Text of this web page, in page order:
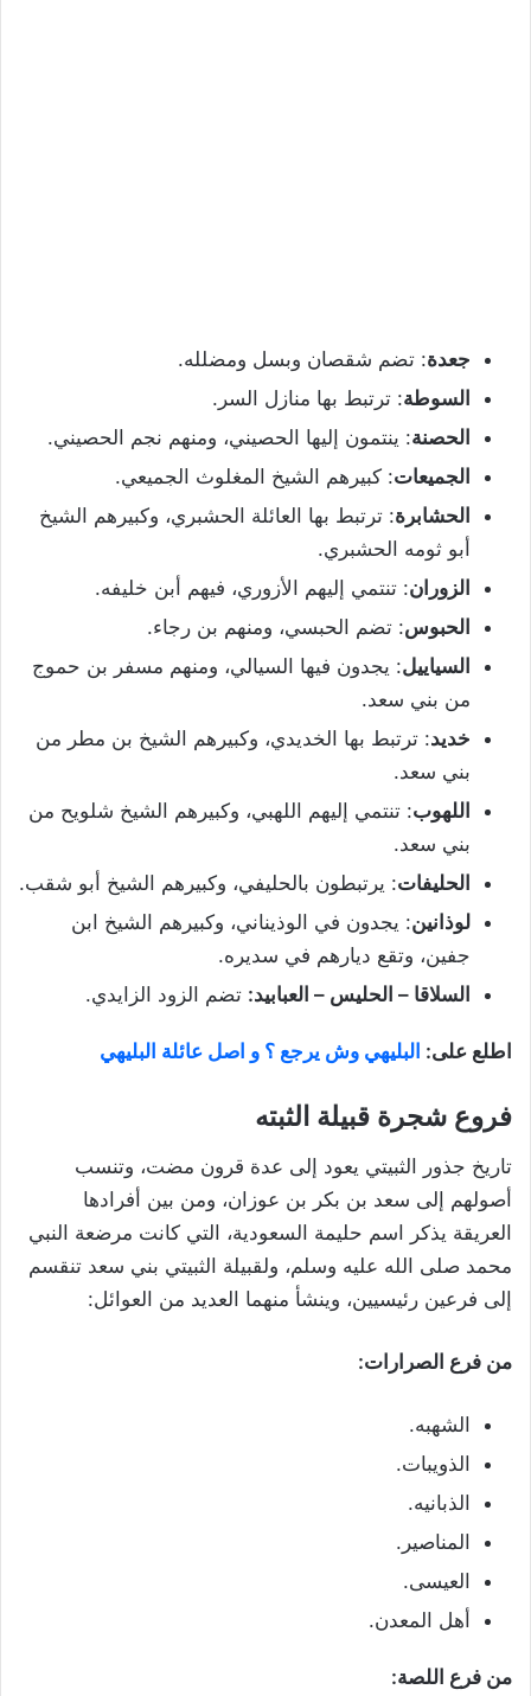
جعدة: تضم شقصان وبسل ومضلله.
السوطة: ترتبط بها منازل السر.
الحصنة: ينتمون إليها الحصيني، ومنهم نجم الحصيني.
الجميعات: كبيرهم الشيخ المغلوث الجميعي.
الحشابرة: ترتبط بها العائلة الحشبري، وكبيرهم الشيخ
أبو ثومه الحشبري.
الزوران: تنتمي إليهم الأزوري، فيهم أبن خليفه.
الحبوس: تضم الحبسي، ومنهم بن رجاء.
السياييل: يجدون فيها السيالي، ومنهم مسفر بن حموج
من بني سعد.
خديد: ترتبط بها الخديدي، وكبيرهم الشيخ بن مطر من
بني سعد.
اللهوب: تنتمي إليهم اللهبي، وكبيرهم الشيخ شلويح من
بني سعد.
الحليفات: يرتبطون بالحليفي، وكبيرهم الشيخ أبو شقب.
لوذانين: يجدون في الوذيناني، وكبيرهم الشيخ ابن
جفين، وتقع ديارهم في سديره.
السلاقا – الحليس – العبابيد: تضم الزود الزايدي.
اطلع على: البليهي وش يرجع ؟ و اصل عائلة البليهي
فروع شجرة قبيلة الثبته
تاريخ جذور الثبيتي يعود إلى عدة قرون مضت، وتنسب
أصولهم إلى سعد بن بكر بن عوزان، ومن بين أفرادها
العريقة يذكر اسم حليمة السعودية، التي كانت مرضعة النبي
محمد صلى الله عليه وسلم، ولقبيلة الثبيتي بني سعد تنقسم
إلى فرعين رئيسيين، وينشأ منهما العديد من العوائل:
من فرع الصرارات:
الشهبه.
الذويبات.
الذبانيه.
المناصير.
العيسى.
أهل المعدن.
من فرع اللصة: